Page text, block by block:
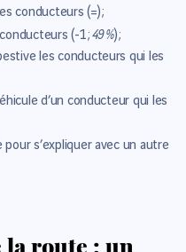
conducteurs (=) ;
(-1 ;49 %) ;
les conducteurs qui les
d’un conducteur qui les
s’expliquer avec un autre
la route : un